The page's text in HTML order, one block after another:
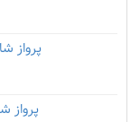
پرواز
پرواز